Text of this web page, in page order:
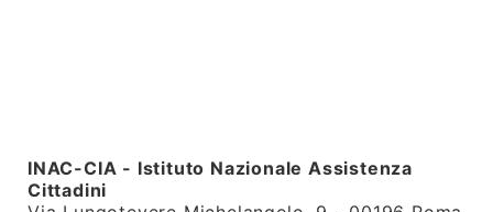
INAC-CIA - Istituto Nazionale Assistenza
Cittadini